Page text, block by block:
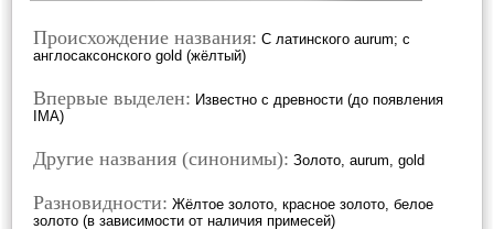
Происхождение названия: С латинского aurum; с
англосаксонского gold (жёлтый)
Впервые выделен: Известно с древности (до появления
IMA)
Другие названия (синонимы): Золото, aurum, gold
Разновидности: Жёлтое золото, красное золото, белое
золото (в зависимости от наличия примесей)